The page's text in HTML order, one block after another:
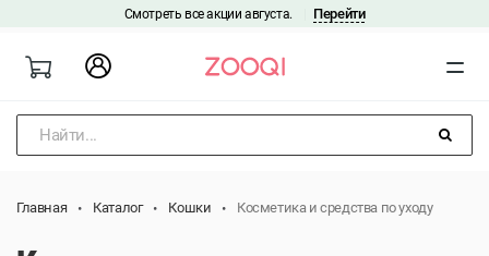
Смотреть все акции августа. Перейти
Найти...
Главная Каталог Кошки Косметика и средства по уходу